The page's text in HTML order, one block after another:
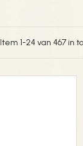
Item 1-24 van 467 in